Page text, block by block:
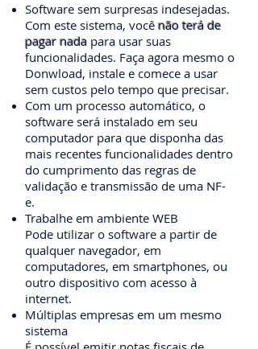
Software sem surpresas indesejadas.
Com este sistema, você não terá de
pagar nada para usar suas
funcionalidades. Faça agora mesmo o
Donwload, instale e comece a usar
sem custos pelo tempo que precisar.
Com um processo automático, o
software será instalado em seu
computador para que disponha das
mais recentes funcionalidades dentro
do cumprimento das regras de
validação e transmissão de uma NF-
e.
Trabalhe em ambiente WEB
Pode utilizar o software a partir de
qualquer navegador, em
computadores, em smartphones, ou
outro dispositivo com acesso à
internet.
Múltiplas empresas em um mesmo
sistema